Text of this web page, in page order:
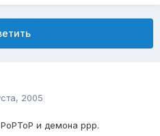
2005
и демона ppp.